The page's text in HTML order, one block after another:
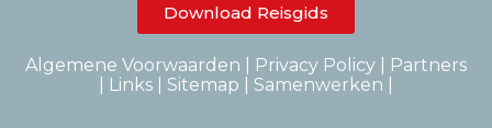
Download Reisgids
Algemene Voorwaarden Privacy Policy
Partners
Links | Sitemap Samenwerken